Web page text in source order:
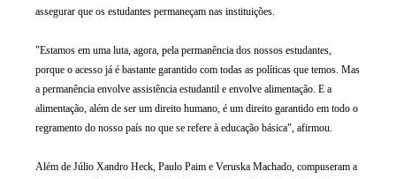
assegurar que os estudantes permaneçam nas instituições.
"Estamos em uma luta, agora, pela permanência dos nossos estudantes,
porque o acesso já é bastante garantido com todas as políticas que temos. Mas
a permanência envolve assistência estudantil e envolve alimentação. E a
alimentação, além de ser um direito humano, é um direito garantido em todo o
regramento do nosso país no que se refere à educação básica", afirmou.
Além de Júlio Xandro Heck, Paulo Paim e Veruska Machado, compuseram a